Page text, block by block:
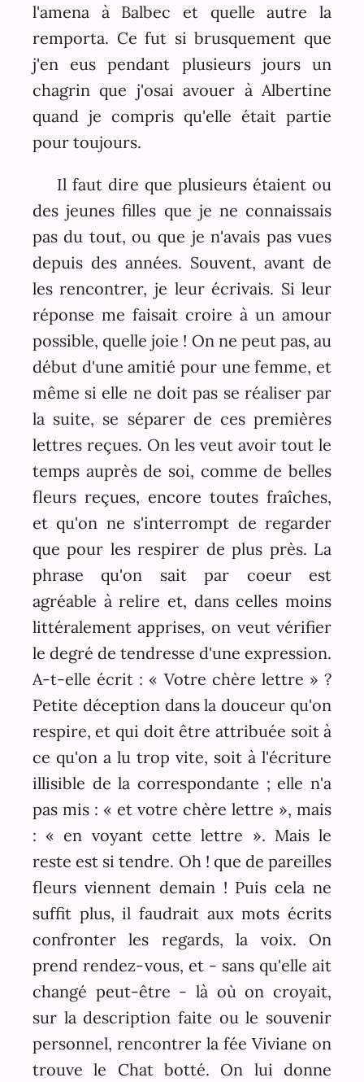
l'amena à Balbec et quelle autre la
remporta. Ce fut si brusquement que
j'en eus pendant plusieurs jours un
chagrin que j'osai avouer à Albertine
quand je compris qu'elle était partie
pour toujours.
Il faut dire que plusieurs étaient ou
des jeunes filles que je ne connaissais
pas du tout, ou que je n'avais pas vues
depuis des années. Souvent, avant de
les rencontrer, je leur écrivais. Si leur
réponse me faisait croire à un amour
possible, quelle joie ! On ne peut pas, au
début d'une amitié pour une femme, et
même si elle ne doit pas se réaliser par
la suite, se séparer de ces premières
lettres reçues. On les veut avoir tout le
temps auprès de soi, comme de belles
fleurs reçues, encore toutes fraîches,
et qu'on ne s'interrompt de regarder
que pour les respirer de plus près. La
phrase qu'on sait par coeur est
agréable à relire et, dans celles moins
littéralement apprises, on veut vérifier
le degré de tendresse d'une expression.
A-t-elle écrit : « Votre chère lettre » ?
Petite déception dans la douceur qu'on
respire, et qui doit être attribuée soit à
ce qu'on a lu trop vite, soit à l'écriture
illisible de la correspondante ; elle n'a
pas mis : « et votre chère lettre », mais
: « en voyant cette lettre ». Mais le
reste est si tendre. Oh ! que de pareilles
fleurs viennent demain ! Puis cela ne
suffit plus, il faudrait aux mots écrits
confronter les regards, la voix. On
prend rendez-vous, et - sans qu'elle ait
changé peut-être - là où on croyait,
sur la description faite ou le souvenir
personnel, rencontrer la fée Viviane on
trouve le Chat botté. On lui donne